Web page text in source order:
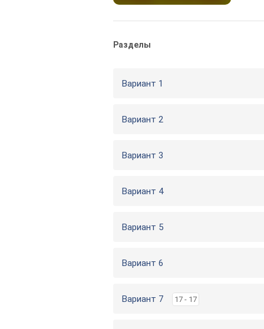
Разделы
Вариант 1
Вариант 2
Вариант 3
Вариант 4
Вариант 5
Вариант 6
Вариант 7 17 - 17